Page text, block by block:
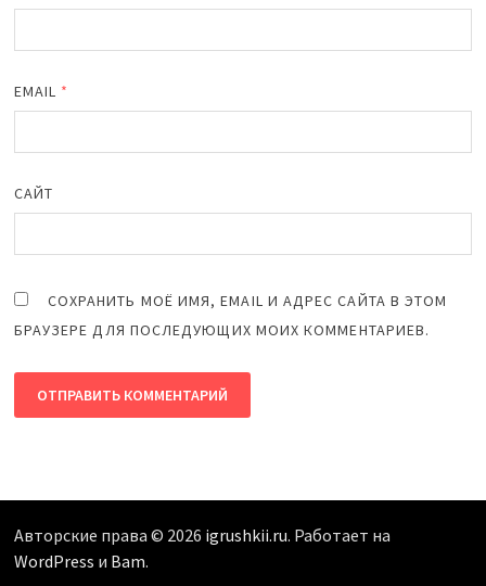
EMAIL *
САЙТ
СОХРАНИТЬ МОЁ ИМЯ, EMAIL И АДРЕС САЙТА В ЭТОМ
БРАУЗЕРЕ ДЛЯ ПОСЛЕДУЮЩИХ МОИХ КОММЕНТАРИЕВ.
Авторские права © 2026 igrushkii.ru. Работает на
WordPress и Bam.